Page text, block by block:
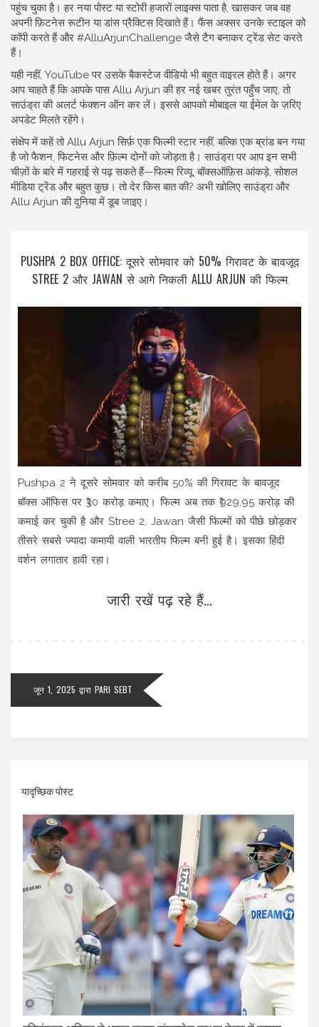
पहुंच चुका है। हर नया पोस्ट या स्टोरी हजारों लाइक्स पाता है, खासकर जब वह
अपनी फ़िटनेस रूटीन या डांस प्रैक्टिस दिखाते हैं। फैंस अक्सर उनके स्टाइल को
कॉपी करते हैं और #AlluArjunChallenge जैसे टैग बनाकर ट्रेंड सेट करते
हैं।
यही नहीं, YouTube पर उसके बैकस्टेज वीडियो भी बहुत वाइरल होते हैं। अगर
आप चाहते हैं कि आपके पास Allu Arjun की हर नई खबर तुरंत पहुँच जाए, तो
साउंड्रा की अलर्ट फंक्शन ऑन कर लें। इससे आपको मोबाइल या ईमेल के ज़रिए
अपडेट मिलते रहेंगे।
संक्षेप में कहें तो Allu Arjun सिर्फ़ एक फिल्मी स्टार नहीं, बल्कि एक ब्रांड बन गया
है जो फैशन, फिटनेस और फ़िल्म दोनों को जोड़ता है। साउंड्रा पर आप इन सभी
चीज़ों के बारे में गहराई से पढ़ सकते हैं—फिल्म रिव्यू, बॉक्सऑफ़िस आंकड़े, सोशल
मीडिया ट्रेंड और बहुत कुछ। तो देर किस बात की? अभी खोलिए साउंड्रा और
Allu Arjun की दुनिया में डूब जाइए।
PUSHPA 2 BOX OFFICE: दूसरे सोमवार को 50% गिरावट के बावजूद
STREE 2 और JAWAN से आगे निकली ALLU ARJUN की फिल्म
Pushpa 2 ने दूसरे सोमवार को करीब 50% की गिरावट के बावजूद
बॉक्स ऑफिस पर ₹30 करोड़ कमाए। फिल्म अब तक ₹929.95 करोड़ की
कमाई कर चुकी है और Stree 2, Jawan जैसी फिल्मों को पीछे छोड़कर
तीसरे सबसे ज्यादा कमायी वाली भारतीय फिल्म बनी हुई है। इसका हिंदी
वर्शन लगातार हावी रहा।
जारी रखें पढ़ रहे हैं...
जून 1, 2025 द्वारा PARI SEBT
यादृच्छिक पोस्ट